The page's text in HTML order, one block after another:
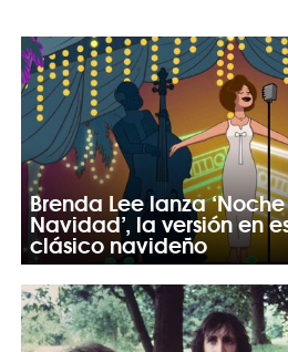
Brenda Lee lanza
Navidad’, la versión en
clásico navideño